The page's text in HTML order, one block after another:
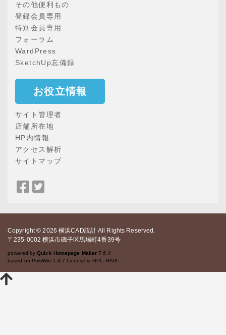
その他便利もの
登録会員専用
特別会員専用
フォーラム
WardPress
SketchUp忘備録
お役立情報
サイト管理者
店舗所在地
HP内情報
アクセス解析
サイトマップ
Facebook
ア
ア
Copyright © 2026横浜CAD設計All Rights Reserved.
〒235-0002 横浜市磯子区馬場町4番39号
powered byQuick Homepage Maker 7.6.4
based on PukiWiki 1.4.7 License is GPL. HAIK